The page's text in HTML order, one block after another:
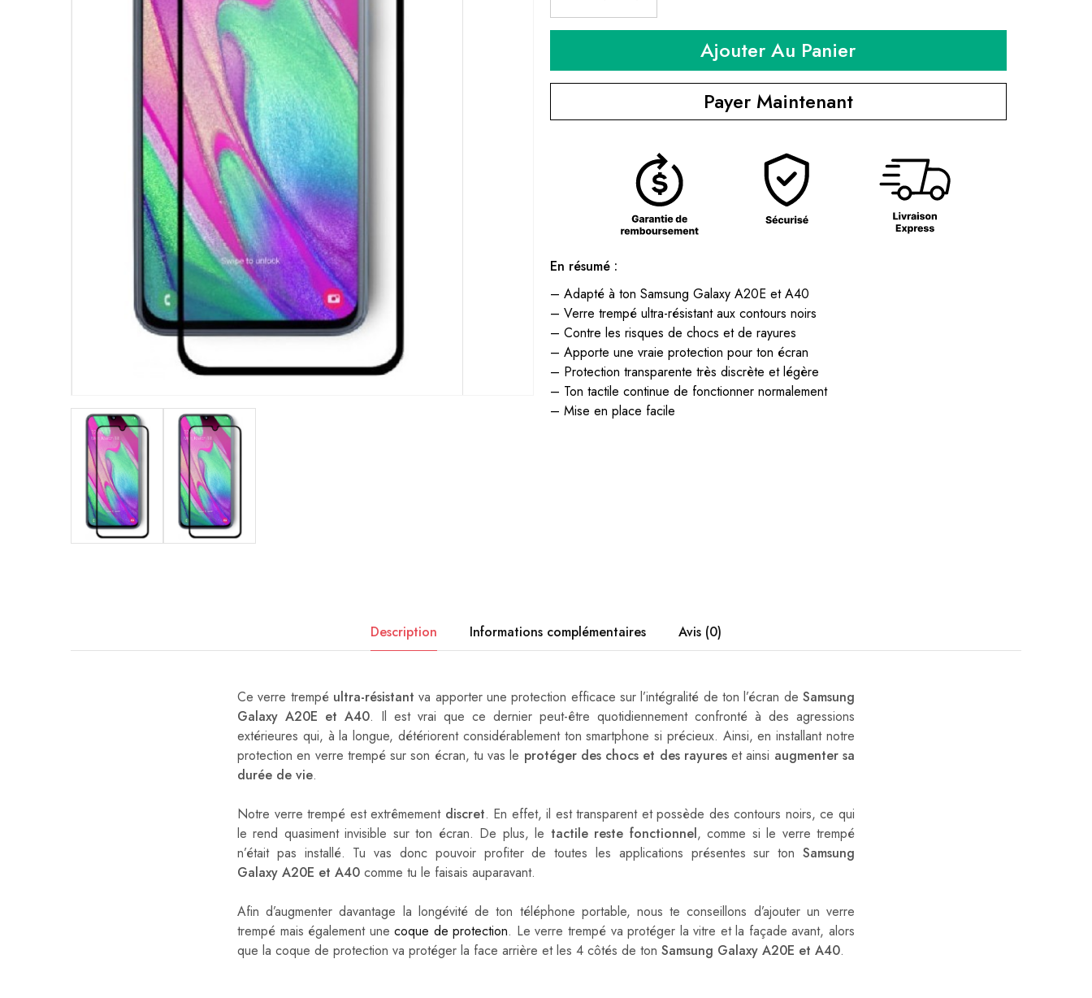
En résumé :
– Adapté à ton Samsung Galaxy A20E et A40
– Verre trempé ultra-résistant aux contours noirs
– Contre les risques de chocs et de rayures
– Apporte une vraie protection pour ton écran
– Protection transparente très discrète et légère
– Ton tactile continue de fonctionner normalement
– Mise en place facile
Ajouter Au Panier
Payer Maintenant
Description Informations complémentaires Avis (0)
Ce verre trempé ultra-résistant va apporter une protection efficace sur l’intégralité de ton l’écran de Samsung
Galaxy A20E et A40. Il est vrai que ce dernier peut-être quotidiennement confronté à des agressions
extérieures qui, à la longue, détériorent considérablement ton smartphone si précieux. Ainsi, en installant notre
protection en verre trempé sur son écran, tu vas le protéger des chocs et des rayureset ainsi augmenter sa
durée de vie.
Notre verre trempé est extrêmement discret. En effet, il est transparent et possède des contours noirs, ce qui
le rend quasiment invisible sur ton écran. De plus, le tactile reste fonctionnel, comme si le verre trempé
n’était pas installé. Tu vas donc pouvoir profiter de toutes les applications présentes sur ton Samsung
Galaxy A20E et A40 comme tu le faisais auparavant.
Afin d’augmenter davantage la longévité de ton téléphone portable, nous te conseillons d’ajouter un verre
trempé mais également unecoque de protection. Le verre trempé va protéger la vitre et la façade avant, alors
que la coque de protection va protéger la face arrière et les 4 côtés de ton Samsung Galaxy A20E et A40.